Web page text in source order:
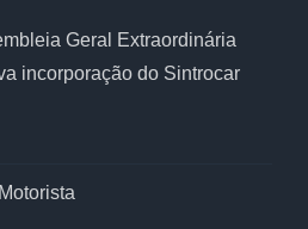
Geral Extraordinária
incorporação do Sintrocar